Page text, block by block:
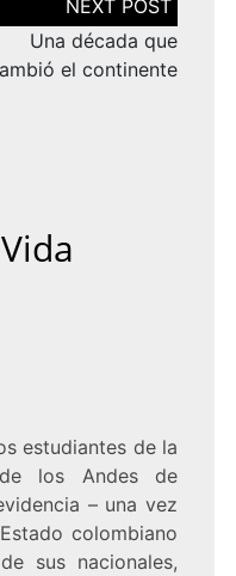
Una década que
el continente
estudiantes de la
de los Andes de
– una vez
colombiano
sus nacionales,